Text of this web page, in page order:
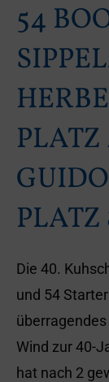
54
PLATZ
PLATZ
Die 40.
und 54
Wind zur 40-
hat nach 2